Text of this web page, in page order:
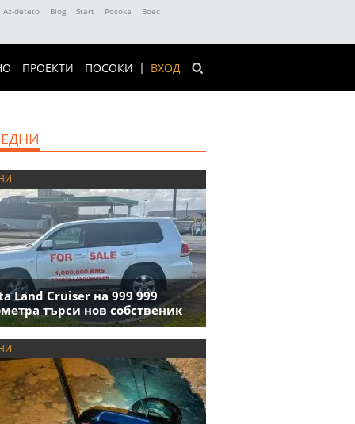
Az-deteto Blog Start Posoka
Boec
ВХОД
ПРОЕКТИ ПОСОКИ
Land Cruiser на 999 999
търси нов собственик